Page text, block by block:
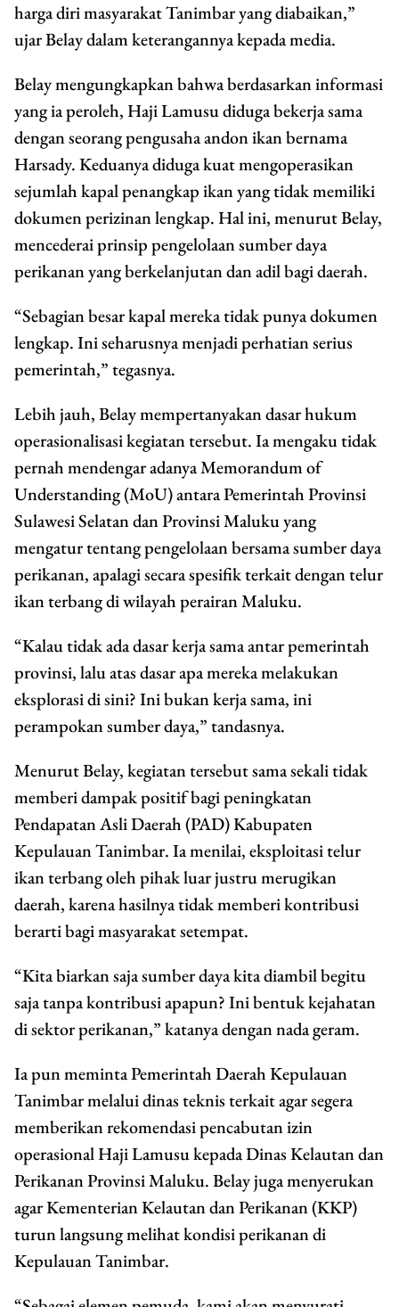
harga diri masyarakat Tanimbar yang diabaikan,”
ujar Belay dalam keterangannya kepada media.
Belay mengungkapkan bahwa berdasarkan informasi
yang ia peroleh, Haji Lamusu diduga bekerja sama
dengan seorang pengusaha andon ikan bernama
Harsady. Keduanya diduga kuat mengoperasikan
sejumlah kapal penangkap ikan yang tidak memiliki
dokumen perizinan lengkap. Hal ini, menurut Belay,
mencederai prinsip pengelolaan sumber daya
perikanan yang berkelanjutan dan adil bagi daerah.
“Sebagian besar kapal mereka tidak punya dokumen
lengkap. Ini seharusnya menjadi perhatian serius
pemerintah,” tegasnya.
Lebih jauh, Belay mempertanyakan dasar hukum
operasionalisasi kegiatan tersebut. Ia mengaku tidak
pernah mendengar adanya Memorandum of
Understanding (MoU) antara Pemerintah Provinsi
Sulawesi Selatan dan Provinsi Maluku yang
mengatur tentang pengelolaan bersama sumber daya
perikanan, apalagi secara spesifik terkait dengan telur
ikan terbang di wilayah perairan Maluku.
“Kalau tidak ada dasar kerja sama antar pemerintah
provinsi, lalu atas dasar apa mereka melakukan
eksplorasi di sini? Ini bukan kerja sama, ini
perampokan sumber daya,” tandasnya.
Menurut Belay, kegiatan tersebut sama sekali tidak
memberi dampak positif bagi peningkatan
Pendapatan Asli Daerah (PAD) Kabupaten
Kepulauan Tanimbar. Ia menilai, eksploitasi telur
ikan terbang oleh pihak luar justru merugikan
daerah, karena hasilnya tidak memberi kontribusi
berarti bagi masyarakat setempat.
“Kita biarkan saja sumber daya kita diambil begitu
saja tanpa kontribusi apapun? Ini bentuk kejahatan
di sektor perikanan,” katanya dengan nada geram.
Ia pun meminta Pemerintah Daerah Kepulauan
Tanimbar melalui dinas teknis terkait agar segera
memberikan rekomendasi pencabutan izin
operasional Haji Lamusu kepada Dinas Kelautan dan
Perikanan Provinsi Maluku. Belay juga menyerukan
agar Kementerian Kelautan dan Perikanan (KKP)
turun langsung melihat kondisi perikanan di
Kepulauan Tanimbar.